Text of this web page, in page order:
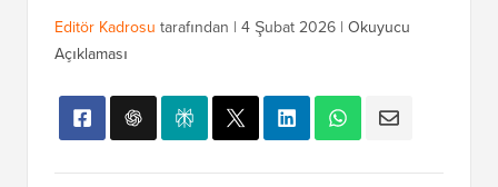
Editör Kadrosu tarafından | 4 Şubat 2026 | Okuyucu
Açıklaması